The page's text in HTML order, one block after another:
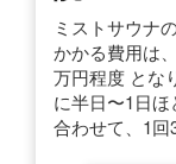
ミストサウナ
かかる費用は
万円程度 とな
に半日〜1日
合わせて、1回